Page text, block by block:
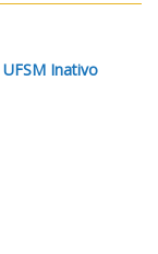
Inativo